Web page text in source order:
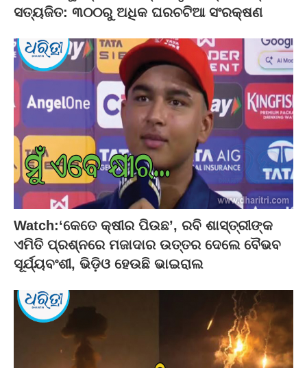
ସତ୍ୟଜିତ: ୩୦୦ରୁ ଅଧିକ ଘରଚଟିଆ ସଂରକ୍ଷଣ
Watch:‘କେତେ କ୍ଷୀର ପିଉଛ’, ରବି ଶାସ୍ତ୍ରୀଙ୍କ
ଏମିତି ପ୍ରଶ୍ନରେ ମଜାଦାର ଉତ୍ତର ଦେଲେ ବୈଭବ
ସୂର୍ଯ୍ୟବଂଶୀ, ଭିଡ଼ିଓ ହେଉଛି ଭାଇରାଲ